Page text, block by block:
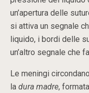
un’apertura delle
si attiva un segnale
liquido, i bordi delle
un’altro segnale che
Le meningi
la dura madre,